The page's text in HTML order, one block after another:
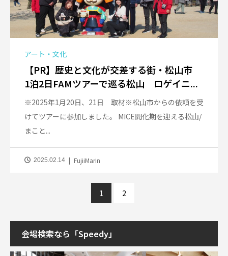
アート・文化
【PR】歴史と文化が交差する街・松山市
1泊2日FAMツアーで巡る松山 ロゲイニ...
※2025年1月20日、21日 取材※松山市からの依頼を受
けてツアーに参加しました。 MICE開化期を迎える松山/
まこと...
2025.02.14 FujiiMarin
1 2
会場検索なら「Speedy」